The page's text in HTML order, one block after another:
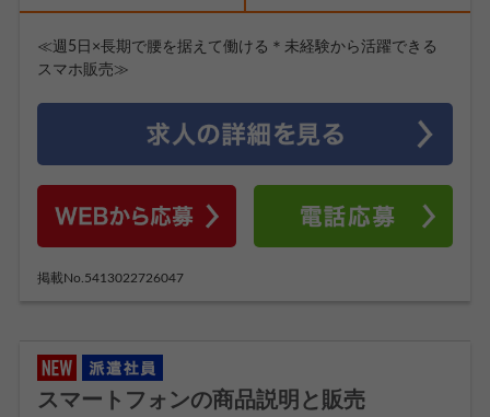
≪週5日×長期で腰を据えて働ける＊未経験から活躍できる
スマホ販売≫
掲載No.5413022726047
スマートフォンの商品説明と販売